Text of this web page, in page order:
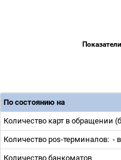
По состоянию на
Количество карт в обращении
Количество pos-терминалов: -
Количество банкоматов